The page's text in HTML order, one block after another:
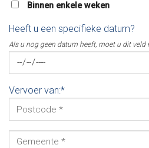
Binnen enkele weken
Heeft u een specifieke datum?
Als u nog geen datum heeft, moet u dit veld
Vervoer van:*